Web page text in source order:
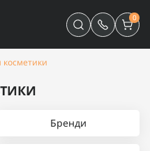
0
косметики
Бренди